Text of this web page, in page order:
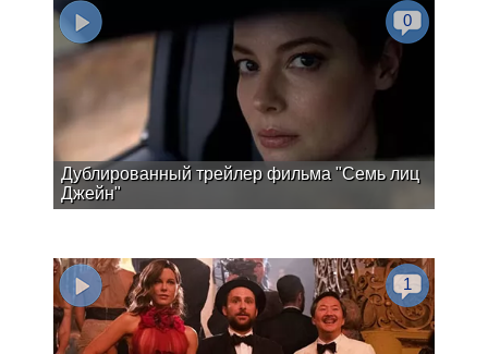
Дублированный трейлер фильма "Семь лиц
Джейн"
0
1